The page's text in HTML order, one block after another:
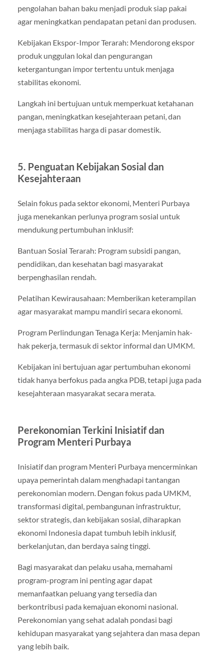
pengolahan bahan baku menjadi produk siap pakai
agar meningkatkan pendapatan petani dan produsen.
Kebijakan Ekspor-Impor Terarah: Mendorong ekspor
produk unggulan lokal dan pengurangan
ketergantungan impor tertentu untuk menjaga
stabilitas ekonomi.
Langkah ini bertujuan untuk memperkuat ketahanan
pangan, meningkatkan kesejahteraan petani, dan
menjaga stabilitas harga di pasar domestik.
5. Penguatan Kebijakan Sosial dan
Kesejahteraan
Selain fokus pada sektor ekonomi, Menteri Purbaya
juga menekankan perlunya program sosial untuk
mendukung pertumbuhan inklusif:
Bantuan Sosial Terarah: Program subsidi pangan,
pendidikan, dan kesehatan bagi masyarakat
berpenghasilan rendah.
Pelatihan Kewirausahaan: Memberikan keterampilan
agar masyarakat mampu mandiri secara ekonomi.
Program Perlindungan Tenaga Kerja: Menjamin hak-
hak pekerja, termasuk di sektor informal dan UMKM.
Kebijakan ini bertujuan agar pertumbuhan ekonomi
tidak hanya berfokus pada angka PDB, tetapi juga pada
kesejahteraan masyarakat secara merata.
Perekonomian Terkini Inisiatif dan
Program Menteri Purbaya
Inisiatif dan program Menteri Purbaya mencerminkan
upaya pemerintah dalam menghadapi tantangan
perekonomian modern. Dengan fokus pada UMKM,
transformasi digital, pembangunan infrastruktur,
sektor strategis, dan kebijakan sosial, diharapkan
ekonomi Indonesia dapat tumbuh lebih inklusif,
berkelanjutan, dan berdaya saing tinggi.
Bagi masyarakat dan pelaku usaha, memahami
program-program ini penting agar dapat
memanfaatkan peluang yang tersedia dan
berkontribusi pada kemajuan ekonomi nasional.
Perekonomian yang sehat adalah pondasi bagi
kehidupan masyarakat yang sejahtera dan masa depan
yang lebih baik.